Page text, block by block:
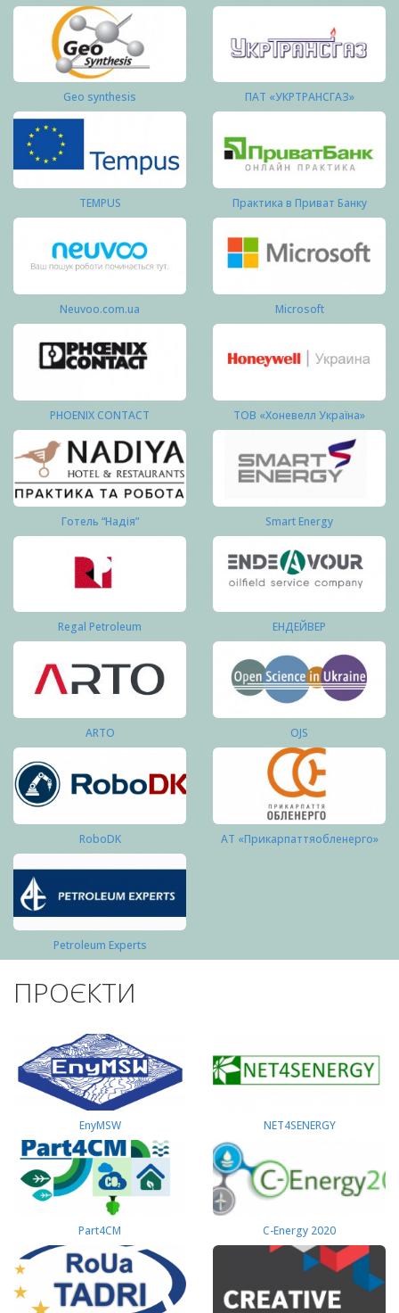
Geo synthesis ПАТ «УКРТРАНСГАЗ»
TEMPUS Практика в Приват Банку
Neuvoo.com.ua Microsoft
PHOENIX CONTACT ТОВ «Хоневелл Україна»
Готель “Надія” Smart Energy
Regal Petroleum ЕНДЕЙВЕР
ARTO OJS
RoboDK АТ «Прикарпаттяобленерго»
Petroleum Experts
ПРОЄКТИ
EnyMSW NET4SENERGY
Part4СМ C-Energy 2020